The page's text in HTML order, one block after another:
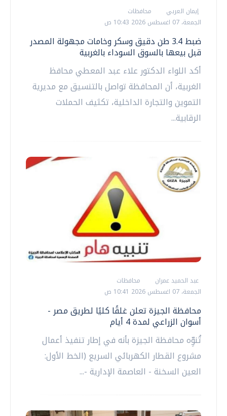
إيمان العربي
محافظات
الجمعة، 07 اغسطس 2026 10:43 ص
ضبط 3.4 طن دقيق وسكر وخامات مجهولة المصدر
قبل بيعها بالسوق السوداء بالغربية
أكد اللواء الدكتور علاء عبد المعطي محافظ
الغربية، أن المحافظة تواصل بالتنسيق مع مديرية
التموين والتجارة الداخلية، تكثيف الحملات
الرقابية...
عبد الحميد عمران
محافظات
الجمعة، 07 اغسطس 2026 10:41 ص
محافظة الجيزة تعلن غلقًا كليًا لطريق مصر -
أسوان الزراعي لمدة 4 أيام
تُنوِّه محافظة الجيزة بأنه في إطار تنفيذ أعمال
مشروع القطار الكهربائي السريع (الخط الأول:
العين السخنة - العاصمة الإدارية -...